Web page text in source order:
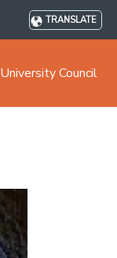
TRANSLATE
University Council